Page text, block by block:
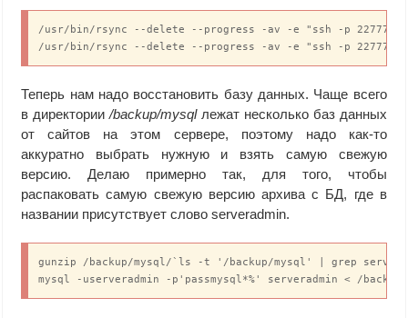
/usr/bin/rsync --delete --progress -av -e "ssh -p 22777"
/usr/bin/rsync --delete --progress -av -e "ssh -p 22777"
Теперь нам надо восстановить базу данных. Чаще всего
в директории/backup/mysqlлежат несколько баз данных
от сайтов на этом сервере, поэтому надо как-то
аккуратно выбрать нужную и взять самую свежую
версию. Делаю примерно так, для того, чтобы
распаковать самую свежую версию архива с БД, где в
названии присутствует слово serveradmin.
gunzip /backup/mysql/`ls -t '/backup/mysql' | grep
mysql -userveradmin -p'passmysql*%' serveradmin < /